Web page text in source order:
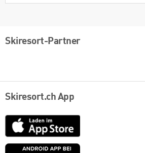
Skiresort-Partner
Skiresort.ch App
App
Store
Google